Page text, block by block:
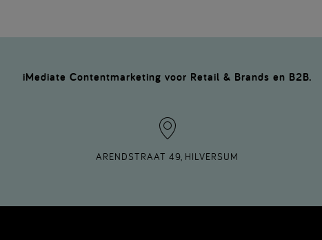
iMediate Contentmarketing voor Retail & Brands en B2B.
ARENDSTRAAT 49, HILVERSUM